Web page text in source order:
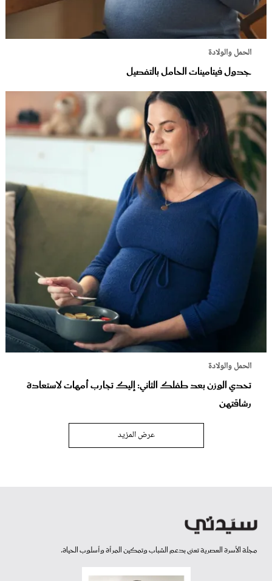
الحمل والولادة
جدول فيتامينات الحامل بالتفصيل
الحمل والولادة
تحدي الوزن بعد طفلك الثاني: إليك تجارب أمهات لاستعادة
رشاقتهن
عرض المزيد
مجلة الأسرة العصرية تعنى بدعم الشباب وتمكين المرأة وأسلوب الحياة.